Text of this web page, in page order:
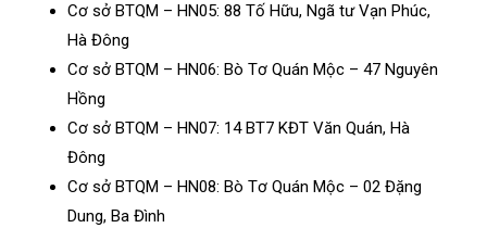
Cơ sở BTQM – HN05: 88 Tố Hữu, Ngã tư Vạn Phúc,
Hà Đông
Cơ sở BTQM – HN06: Bò Tơ Quán Mộc – 47 Nguyên
Hồng
Cơ sở BTQM – HN07: 14 BT7 KĐT Văn Quán, Hà
Đông
Cơ sở BTQM – HN08: Bò Tơ Quán Mộc – 02 Đặng
Dung, Ba Đình